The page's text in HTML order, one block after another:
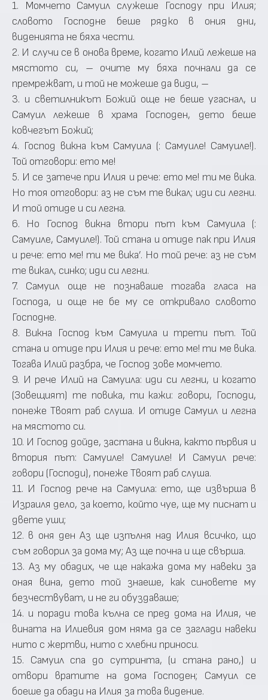
1. Момчето Самуил служеше Господу при Илия;
словото Господне беше рядко в ония дни,
виденията не бяха чести.
2. И случи се в онова време, когато Илий лежеше на
мястото си, – очите му бяха почнали да се
премрежват, и той не можеше да види, –
3. и светилникът Божий още не беше угаснал, и
Самуил лежеше в храма Господен, дето беше
ковчегът Божий;
4. Господ викна към Самуила (: Самуиле! Самуиле!).
Той отговори: ето ме!
5. И се затече при Илия и рече: ето ме! ти ме вика.
Но тоя отговори: аз не съм те викал; иди си легни.
И той отиде и си легна.
6. Но Господ викна втори път към Самуила (:
Самуиле, Самуиле!). Той стана и отиде пак при Илия
и рече: ето ме! ти ме вика’. Но той рече: аз не съм
те викал, синко; иди си легни.
7. Самуил още не познаваше тогава гласа на
Господа, и още не бе му се откривало словото
Господне.
8. Викна Господ към Самуила и трети път. Той
стана и отиде при Илия и рече: ето ме! ти ме вика.
Тогава Илий разбра, че Господ зове момчето.
9. И рече Илий на Самуила: иди си легни, и когато
(Зовещият) те повика, ти кажи: говори, Господи,
понеже Твоят раб слуша. И отиде Самуил и легна
на мястото си.
10. И Господ дойде, застана и викна, както първия и
втория път: Самуиле! Самуиле! И Самуил рече:
говори (Господи), понеже Твоят раб слуша.
11. И Господ рече на Самуила: ето, ще извърша в
Израиля дело, за което, който чуе, ще му писнат и
двете уши;
12. в оня ден Аз ще изпълня над Илия всичко, що
съм говорил за дома му; Аз ще почна и ще свърша.
13. Аз му обадих, че ще накажа дома му навеки за
оная вина, дето той знаеше, как синовете му
безчествуват, и не ги обуздаваше;
14. и поради това кълна се пред дома на Илия, че
вината на Илиевия дом няма да се заглади навеки
нито с жертви, нито с хлебни приноси.
15. Самуил спа до сутринта, (и стана рано,) и
отвори вратите на дома Господен; Самуил се
боеше да обади на Илия за това видение.